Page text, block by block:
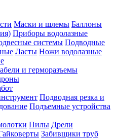
Маски и шлемы Баллоны
Приборы водолазные
системы Подводные
Ласты Ножи водолазные
и герморазъемы
Подводная резка и
Подъемные устройства
Пилы Дрели
Забивщики труб